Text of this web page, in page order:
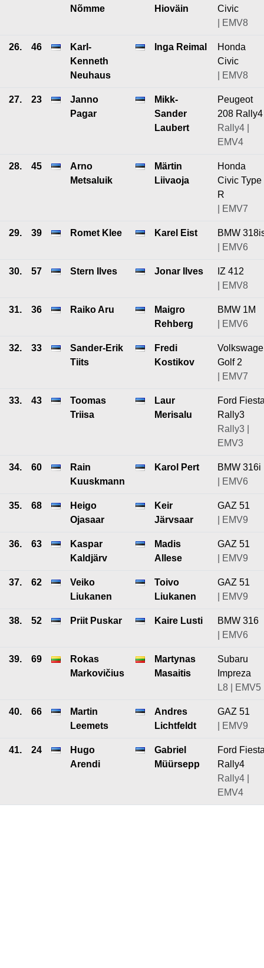
Nõmme
Hioväin
Civic
| EMV8
26. 46
Karl-
Kenneth
Neuhaus
Inga Reimal
Honda
Civic
| EMV8
27. 23
Janno
Pagar
Mikk-
Sander
Laubert
Peugeot
208 Rally4
Rally4 |
EMV4
28. 45
Arno
Metsaluik
Märtin
Liivaoja
Honda
Civic Type
R
| EMV7
29. 39 Romet Klee Karel Eist
BMW
| EMV6
30. 57 Stern Ilves Jonar Ilves
IZ 412
| EMV8
31. 36 Raiko Aru
Maigro
Rehberg
BMW 1M
| EMV6
32. 33
Sander-Erik
Tiits
Fredi
Kostikov
Golf 2
| EMV7
33. 43
Toomas
Triisa
Laur
Merisalu
Ford
Rally3
Rally3 |
EMV3
34. 60
Rain
Kuuskmann
Karol Pert
BMW 316i
| EMV6
35. 68
Heigo
Ojasaar
Keir
Järvsaar
GAZ 51
| EMV9
36. 63
Kaspar
Kaldjärv
Madis
Allese
GAZ 51
| EMV9
37. 62
Veiko
Liukanen
Toivo
Liukanen
GAZ 51
| EMV9
38. 52 Priit Puskar Kaire Lusti
BMW 316
| EMV6
39. 69
Rokas
Markovičius
Martynas
Masaitis
Subaru
Impreza
L8 | EMV5
40. 66
Martin
Leemets
Andres
Lichtfeldt
GAZ 51
| EMV9
41. 24
Hugo
Arendi
Gabriel
Müürsepp
Ford
Rally4
Rally4 |
EMV4